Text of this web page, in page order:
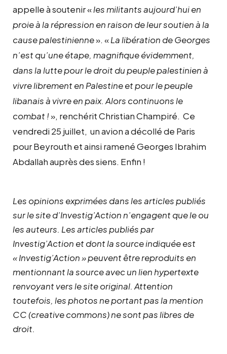
appelle à soutenir «les militants aujourd’hui en
proie à la répression en raison de leur soutien à la
cause palestinienne». «La libération de Georges
n’est qu’une étape, magnifique évidemment,
dans la lutte pour le droit du peuple palestinien à
vivre librement en Palestine et pour le peuple
libanais à vivre en paix. Alors continuons le
combat !», renchérit Christian Champiré. Ce
vendredi 25 juillet, un avion a décollé de Paris
pour Beyrouth et ainsi ramené Georges Ibrahim
Abdallah auprès des siens. Enfin !
Les opinions exprimées dans les articles publiés
sur le site d’Investig’Action n’engagent que le ou
les auteurs. Les articles publiés par
Investig’Action et dont la source indiquée est
« Investig’Action » peuvent être reproduits en
mentionnant la source avec un lien hypertexte
renvoyant vers le site original. Attention
toutefois, les photos ne portant pas la mention
CC (creative commons) ne sont pas libres de
droit.